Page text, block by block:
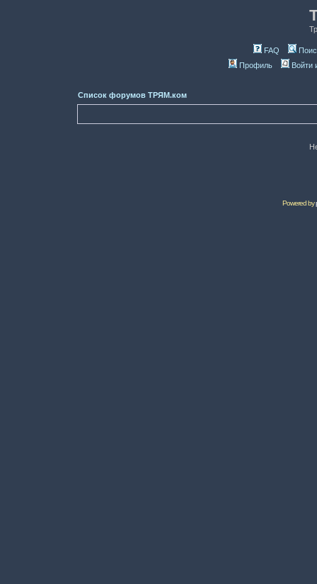
FAQ
Профиль
Войти
Список форумов ТРЯМ.ком
Powered by